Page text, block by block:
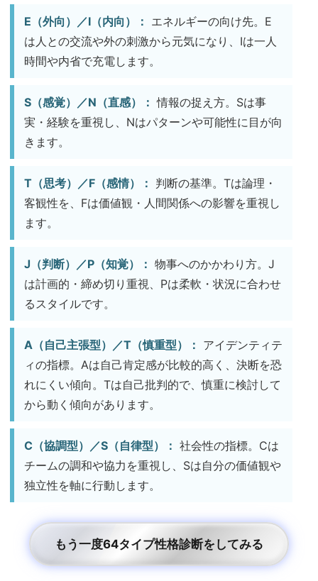
E（外向）／I（内向）： エネルギーの向け先。E
は人との交流や外の刺激から元気になり、Iは一人
時間や内省で充電します。
S（感覚）／N（直感）： 情報の捉え方。Sは事
実・経験を重視し、Nはパターンや可能性に目が向
きます。
T（思考）／F（感情）： 判断の基準。Tは論理・
客観性を、Fは価値観・人間関係への影響を重視し
ます。
J（判断）／P（知覚）： 物事へのかかわり方。J
は計画的・締め切り重視、Pは柔軟・状況に合わせ
るスタイルです。
A（自己主張型）／T（慎重型）： アイデンティテ
ィの指標。Aは自己肯定感が比較的高く、決断を恐
れにくい傾向。Tは自己批判的で、慎重に検討して
から動く傾向があります。
C（協調型）／S（自律型）： 社会性の指標。Cは
チームの調和や協力を重視し、Sは自分の価値観や
独立性を軸に行動します。
もう一度64タイプ性格診断をしてみる